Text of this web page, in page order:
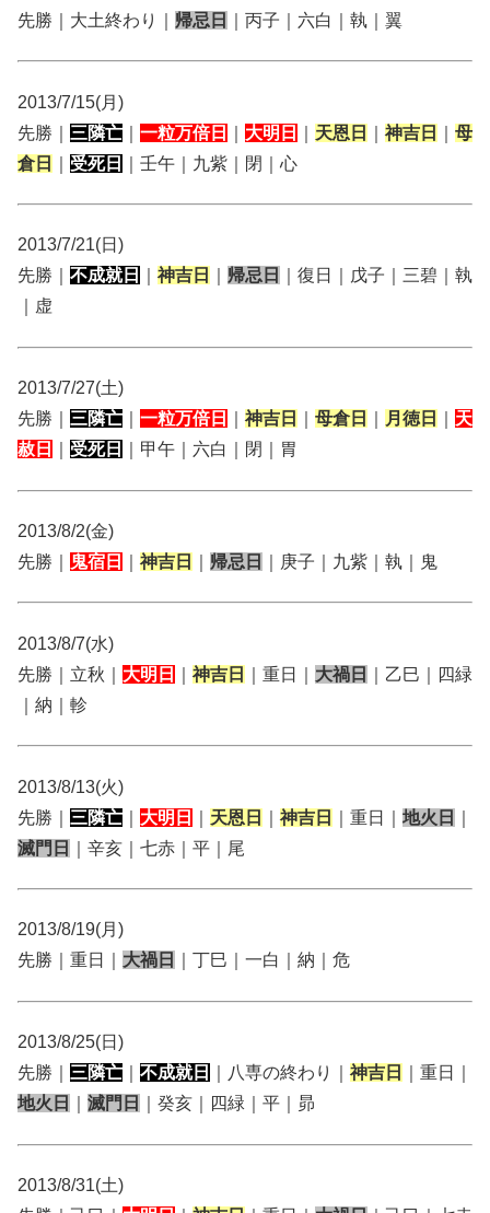
先勝｜大土終わり｜ 帰忌日 ｜丙子｜六白｜執｜翼
2013/7/15(月)
先勝｜ 三隣亡 一粒万倍日 大明日 天恩日 神吉日
母
倉日
受死日 ｜壬午｜九紫｜閉｜心
2013/7/21(日)
先勝｜ 不成就日 神吉日 帰忌日
｜復日｜戊子｜三碧｜執
｜虚
2013/7/27(土)
先勝｜ 三隣亡 一粒万倍日 神吉日 母倉日 月徳日
天
赦日
受死日 ｜甲午｜六白｜閉｜胃
2013/8/2(金)
先勝｜
鬼宿日 神吉日 帰忌日 ｜庚子｜九紫｜執｜鬼
2013/8/7(水)
先勝｜立秋｜ 大明日 神吉日 ｜重日｜ 大禍日
｜乙巳｜四緑
｜納｜軫
2013/8/13(火)
先勝｜ 三隣亡 大明日 天恩日 神吉日 ｜重日｜ 地火日
滅門日
｜辛亥｜七赤｜平｜尾
2013/8/19(月)
先勝｜重日｜ 大禍日 ｜丁巳｜一白｜納｜危
2013/8/25(日)
先勝｜ 三隣亡 不成就日 ｜八専の終わり｜ 神吉日
｜重日｜
地火日
滅門日 ｜癸亥｜四緑｜平｜昴
2013/8/31(土)